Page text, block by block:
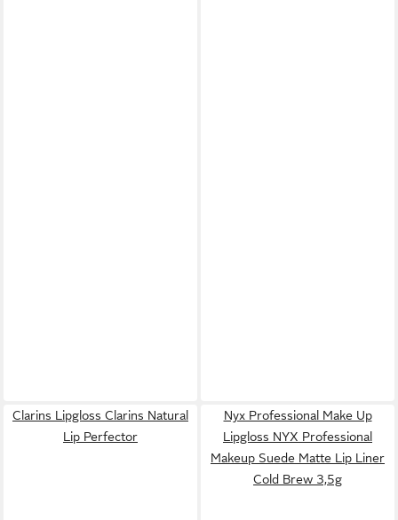
Clarins Lipgloss Clarins Natural
Lip Perfector
Nyx Professional Make Up
Lipgloss NYX Professional
Makeup Suede Matte Lip Liner
Cold Brew 3,5g